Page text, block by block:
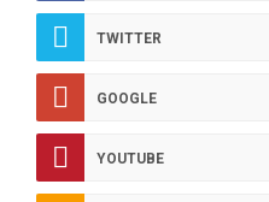
TWITTER
GOOGLE
YOUTUBE